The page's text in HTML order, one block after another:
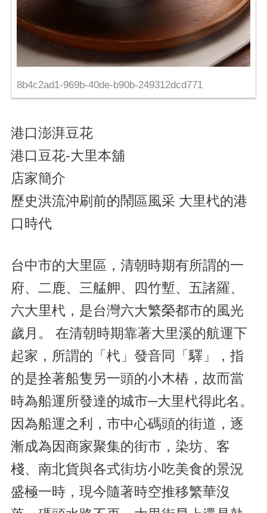
8b4c2ad1-969b-40de-b90b-249312dcd771
港口澎湃豆花
港口豆花-大里本舖
店家簡介
歷史洪流沖刷前的鬧區風采 大里杙的港
口時代
台中市的大里區，清朝時期有所謂的一
府、二鹿、三艋舺、四竹塹、五諸羅、
六大里杙，是台灣六大繁榮都市的風光
歲月。 在清朝時期靠著大里溪的航運下
起家，所謂的「杙」發音同「驛」，指
的是拴著船隻另一頭的小木樁，故而當
時為船運所發達的城市─大里杙得此名。
因為船運之利，市中心碼頭的街道，逐
漸成為因商家聚集的街市，染坊、客
棧、南北貨與各式街坊小吃美食的景況
盛極一時，現今隨著時空推移繁華沒